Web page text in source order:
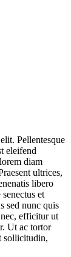
Pellentesque
eleifend
diam
ultrices,
libero
et
sed nunc quis
efficitur ut
Ut ac tortor
sollicitudin,